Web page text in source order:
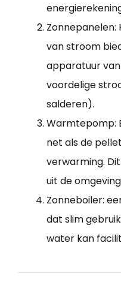
van stroom
apparatuur
voordelige
salderen).
Warmtepomp:
net als de
verwarming.
uit de
Zonneboiler:
dat slim
water kan